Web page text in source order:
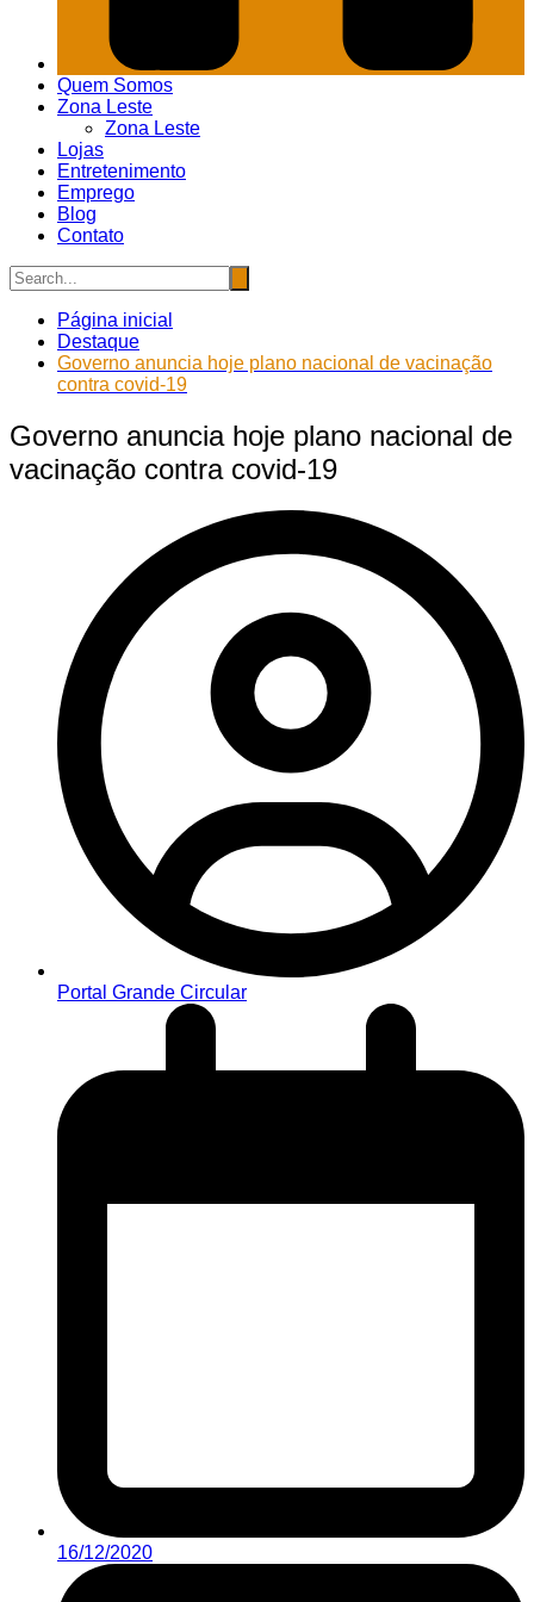
Quem Somos
Zona Leste
Zona Leste
Lojas
Entretenimento
Emprego
Blog
Contato
Página inicial
Destaque
Governo anuncia hoje plano nacional de vacinação
contra covid-19
Governo anuncia hoje plano nacional de
vacinação contra covid-19
Portal Grande Circular
16/12/2020